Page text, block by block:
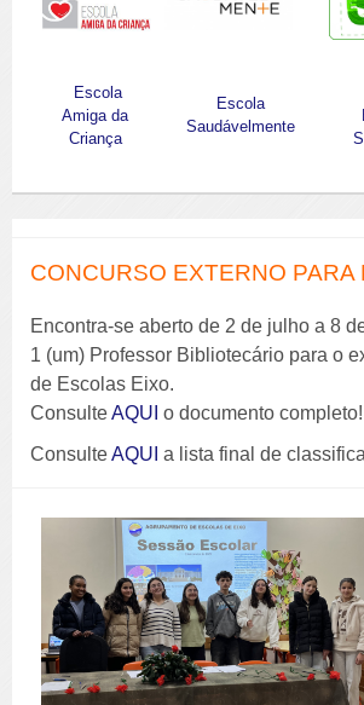
Escola
Amiga da
Criança
Escola
Saudávelmente
CONCURSO EXTERNO
Encontra-se aberto de 2 de julho a 8
1 (um) Professor Bibliotecário para o
de Escolas Eixo.
ConsulteAQUI o documento completo!
ConsulteAQUI a lista final de